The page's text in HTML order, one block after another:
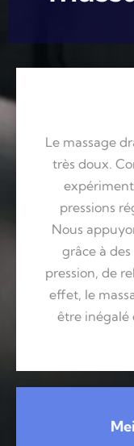
Le massage
très doux.
pressions
Nous
grâce à
pression, de
effet, le
être inégalé